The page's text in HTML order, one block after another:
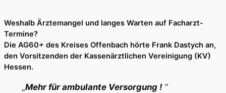
Weshalb Ärztemangel und langes Warten auf Facharzt-
Termine?
Die AG60+ des Kreises Offenbach hörte Frank Dastych an,
den Vorsitzenden der Kassenärztlichen Vereinigung (KV)
Hessen.
„Mehr für ambulante Versorgung !“